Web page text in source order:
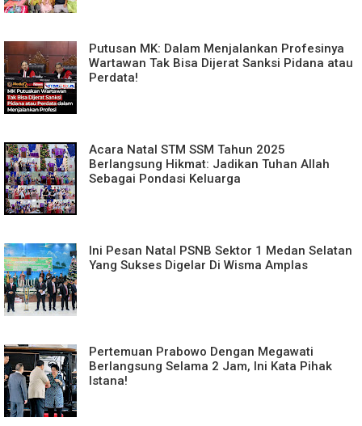
Putusan MK: Dalam Menjalankan Profesinya
Wartawan Tak Bisa Dijerat Sanksi Pidana atau
Perdata!
Acara Natal STM SSM Tahun 2025
Berlangsung Hikmat: Jadikan Tuhan Allah
Sebagai Pondasi Keluarga
Ini Pesan Natal PSNB Sektor 1 Medan Selatan
Yang Sukses Digelar Di Wisma Amplas
Pertemuan Prabowo Dengan Megawati
Berlangsung Selama 2 Jam, Ini Kata Pihak
Istana!